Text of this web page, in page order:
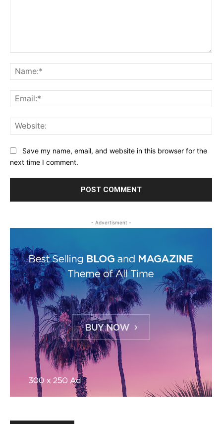
Save my name, email, and website in this browser for the
next time I comment.
- Advertisment -